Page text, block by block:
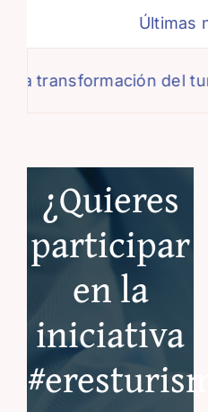
Últimas
del
¿Quieres
participar
en la
iniciativa